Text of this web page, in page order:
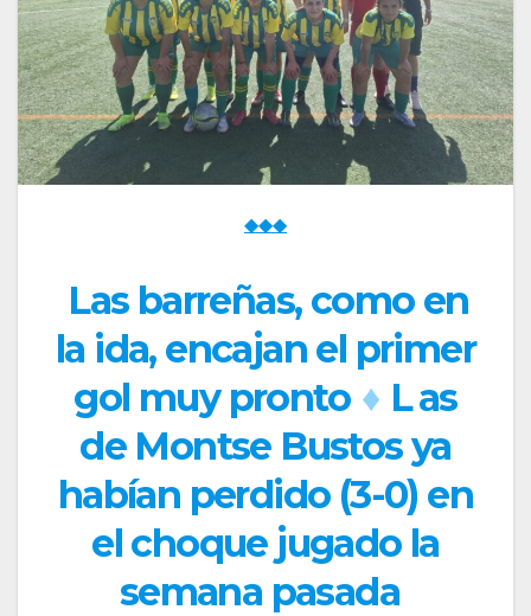
◆◆◆
Las barreñas, como en
la ida, encajan el primer
gol muy pronto ♦ Las
de Montse Bustos ya
habían perdido (3-0) en
el choque jugado la
semana pasada